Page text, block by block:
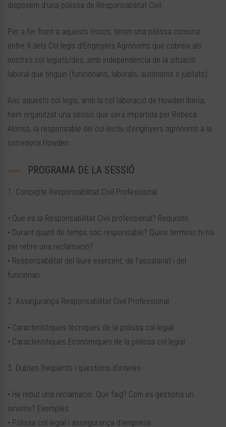
disposem d’una pòlissa de Responsabilitat Civil.
Per a fer front a aquests riscos, tenim una pòlissa comuna
entre 9 dels Col·legis d’Enginyers Agrònoms que cobreix als
nostres col·legiats/des, amb independència de la situació
laboral que tinguin (funcionaris, laborals, autònoms o jubilats).
Així, aquests col·legis, amb la col·laboració de Howden Iberia,
hem organitzat una sessió que serà impartida per Rebeca
Alonso, la responsable del col·lectiu d’enginyers agrònoms a la
corredoria Howden.
PROGRAMA DE LA SESSIÓ
1. Concepte Responsabilitat Civil Professional
• Què és la Responsabilitat Civil professional? Requisits
• Durant quant de temps soc responsable? Quins terminis hi ha
per rebre una reclamació?
• Responsabilitat del lliure exercent, de l’assalariat i del
funcionari
2. Assegurança Responsabilitat Civil Professional
• Característiques tècniques de la pòlissa col·legial
• Característiques Econòmiques de la pòlissa col·legial
3. Dubtes freqüents i qüestions d’interès
• He rebut una reclamació. Què faig? Com es gestiona un
sinistre? Exemples
• Pòlissa col·legial i assegurança d’empresa